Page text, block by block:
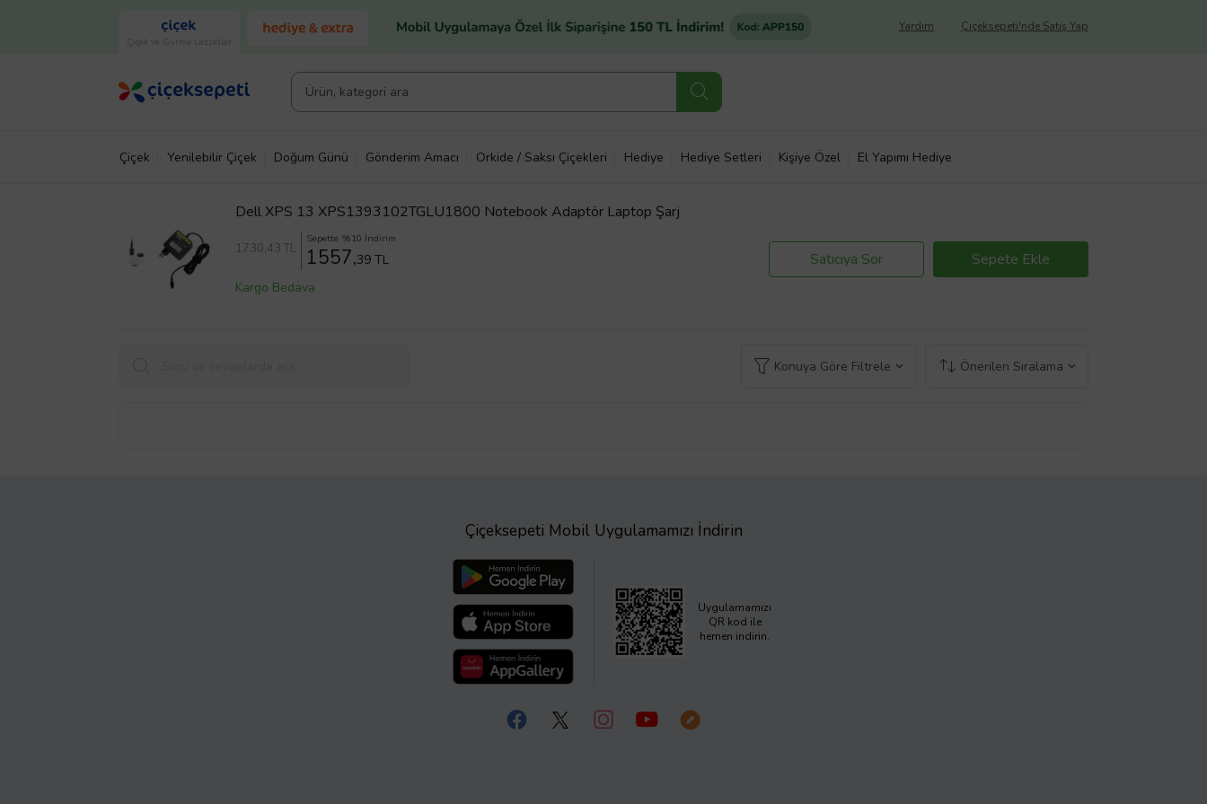
Çiçek ve Gurme Lezzetler
Çiçeksepeti'nde Satış Yap
Yardım
Çiçek Yenilebilir Çiçek Doğum Günü Gönderim Amacı Orkide / Saksı Çiçekleri Hediye Hediye Setleri Kişiye Özel El Yapımı Hediye
Dell XPS 13 XPS1393102TGLU1800 Notebook Adaptör Laptop Şarj
1730,43 TL
Sepette %10 İndirim
1557,39 TL
Kargo Bedava
Satıcıya Sor Sepete Ekle
Konuya Göre Filtrele Önerilen Sıralama
Çiçeksepeti Mobil Uygulamamızı İndirin
Uygulamamızı
QR kod ile
hemen indirin.